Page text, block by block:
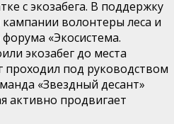
с экозабега. В поддержку
волонтеры леса и
«Экосистема.
экозабег до места
проходил под руководством
«Звездный десант»
активно продвигает